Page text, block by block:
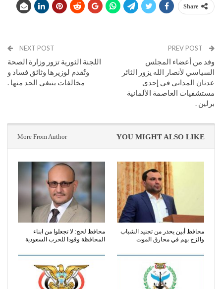
Share
وفد من أعضاء المجلس
السياسي لأنصار الله يزور الثائر
عدنان المداني في إحدى
مستشفيات العاصمة الألمانية
برلين .
NEXT POST
اللجنة الثورية تزور وزارة الصحة
وتُقدم لوزيرها وثائق فساد و
مخالفات ينبغي الحد منها .
YOU MIGHT ALSO LIKE
More From Author
محافظ أبين يحذر من تجنيد الشباب
والزج بهم في محارق الموت
محافظ لحج: لا تجعلوا من ابناء
المحافظة وقودا للحرب السعودية